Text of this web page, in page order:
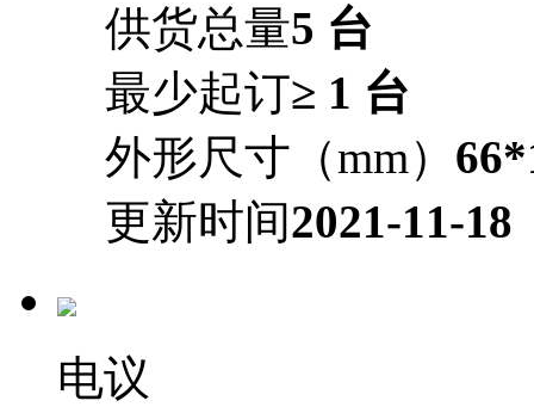
供货总量5 台
最少起订≥ 1 台
外形尺寸（mm）
更新时间2021-11-18
电议